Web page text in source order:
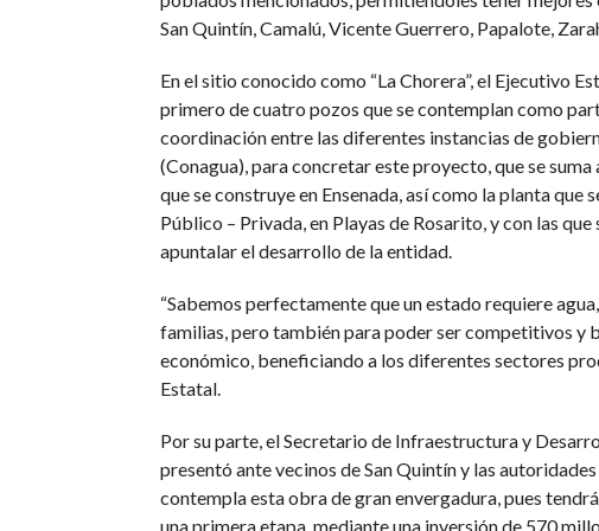
San Quintín, Camalú, Vicente Guerrero, Papalote,
En el sitio conocido como “La Chorera”, el Ejecutivo
primero de cuatro pozos que se contemplan como
coordinación entre las diferentes instancias de
(Conagua), para concretar este proyecto, que se
que se construye en Ensenada, así como la planta
Público – Privada, en Playas de Rosarito, y con las
apuntalar el desarrollo de la entidad.
“Sabemos perfectamente que un estado requiere
familias, pero también para poder ser competitivos
económico, beneficiando a los diferentes sectores
Estatal.
Por su parte, el Secretario de Infraestructura y
presentó ante vecinos de San Quintín y las
contempla esta obra de gran envergadura, pues
una primera etapa, mediante una inversión de 570